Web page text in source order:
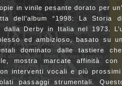
in vinile pesante dorato per
dell’album “1998: La Storia
dalla Derby in Italia nel 1973.
ed ambizioso, basato su
dominato dalle tastiere
mostra marcate affinità
interventi vocali e più
passaggi strumentali.